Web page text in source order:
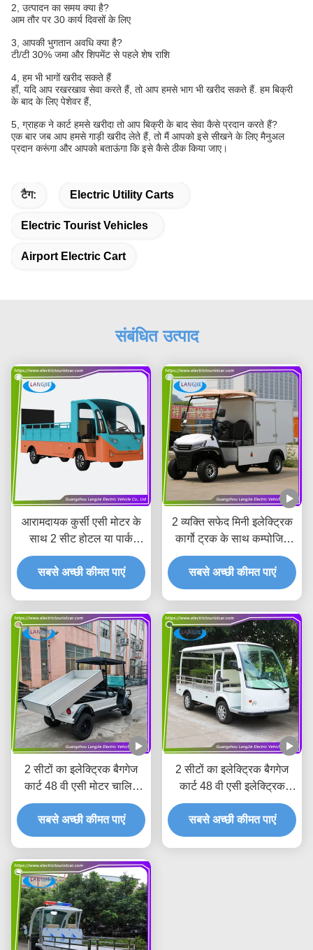
2, उत्पादन का समय क्या है?
आम तौर पर 30 कार्य दिवसों के लिए
3, आपकी भुगतान अवधि क्या है?
टी/टी 30% जमा और शिपमेंट से पहले शेष राशि
4, हम भी भागों खरीद सकते हैं
हाँ, यदि आप रखरखाव सेवा करते हैं, तो आप हमसे भाग भी खरीद सकते हैं. हम बिक्री
के बाद के लिए पेशेवर हैं,
5, ग्राहक ने कार्ट हमसे खरीदा तो आप बिक्री के बाद सेवा कैसे प्रदान करते हैं?
एक बार जब आप हमसे गाड़ी खरीद लेते हैं, तो मैं आपको इसे सीखने के लिए मैनुअल
प्रदान करूंगा और आपको बताऊंगा कि इसे कैसे ठीक किया जाए।
टैग: Electric Utility Carts
Electric Tourist Vehicles
Airport Electric Cart
संबंधित उत्पाद
आरामदायक कुर्सी एसी मोटर के
साथ 2 सीट होटल या पार्क
इलेक्ट्रिक सामान कार्ट
सबसे अच्छी कीमत पाएं
2 व्यक्ति सफेद मिनी इलेक्ट्रिक
कार्गो ट्रक के साथ कम्पोजिट
कार्गो बॉक्स 500kg 48v 4kw
एसी मोटर
सबसे अच्छी कीमत पाएं
2 सीटों का इलेक्ट्रिक बैगगेज
कार्ट 48 वी एसी मोटर चालित
बैटरी संचालित पार्किंग के लिए
कैरी वैन
सबसे अच्छी कीमत पाएं
2 सीटों का इलेक्ट्रिक बैगगेज
कार्ट 48 वी एसी इलेक्ट्रिक
चालित उपयोगिता वाहन रिसॉर्ट
के लिए
सबसे अच्छी कीमत पाएं